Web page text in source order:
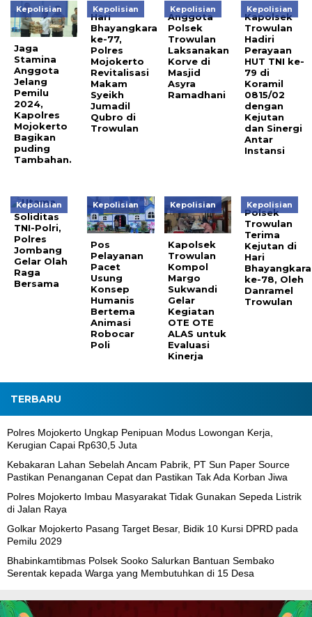
Kepolisian
Jaga
Stamina
Anggota
Jelang
Pemilu
2024,
Kapolres
Mojokerto
Bagikan
puding
Tambahan.
Kepolisian
Hari
Bhayangkara
ke-77,
Polres
Mojokerto
Revitalisasi
Makam
Syeikh
Jumadil
Qubro di
Trowulan
Kepolisian
Anggota
Polsek
Trowulan
Laksanakan
Korve di
Masjid
Asyra
Ramadhani
Kepolisian
Kapolsek
Trowulan
Hadiri
Perayaan
HUT TNI ke-
79 di
Koramil
0815/02
dengan
Kejutan
dan Sinergi
Antar
Instansi
Kepolisian
Soliditas
TNI-Polri,
Polres
Jombang
Gelar Olah
Raga
Bersama
Kepolisian
Pos
Pelayanan
Pacet
Usung
Konsep
Humanis
Bertema
Animasi
Robocar
Poli
Kepolisian
Kapolsek
Trowulan
Kompol
Margo
Sukwandi
Gelar
Kegiatan
OTE OTE
ALAS untuk
Evaluasi
Kinerja
Kepolisian
Polsek
Trowulan
Terima
Kejutan di
Hari
Bhayangkara
ke-78, Oleh
Danramel
Trowulan
TERBARU
Polres Mojokerto Ungkap Penipuan Modus Lowongan Kerja,
Kerugian Capai Rp630,5 Juta
Kebakaran Lahan Sebelah Ancam Pabrik, PT Sun Paper Source
Pastikan Penanganan Cepat dan Pastikan Tak Ada Korban Jiwa
Polres Mojokerto Imbau Masyarakat Tidak Gunakan Sepeda Listrik
di Jalan Raya
Golkar Mojokerto Pasang Target Besar, Bidik 10 Kursi DPRD pada
Pemilu 2029
Bhabinkamtibmas Polsek Sooko Salurkan Bantuan Sembako
Serentak kepada Warga yang Membutuhkan di 15 Desa